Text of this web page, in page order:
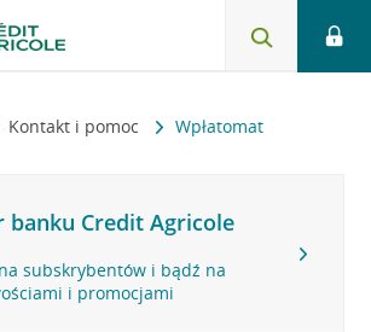
Kontakt i pomoc Wpłatomat
banku Credit Agricole
subskrybentów i bądź na
i promocjami